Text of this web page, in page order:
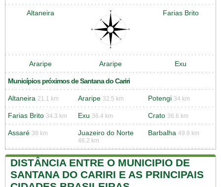
Altaneira Farias Brito
Araripe Araripe Exu
Municípios próximos de Santana do Cariri
Altaneira 21.1 km Araripe 32.5 km Potengi 34 km
Farias Brito 34.3 km Exu 36.4 km Crato 36.6 km
Assaré 38 km Juazeiro do Norte
46.2 km
Barbalha 49.8 km
DISTÂNCIA ENTRE O MUNICIPIO DE
SANTANA DO CARIRI E AS PRINCIPAIS